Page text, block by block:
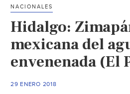
NACIONALES
Hidalgo:
mexicana del
envenenada (El
29 ENERO 2018